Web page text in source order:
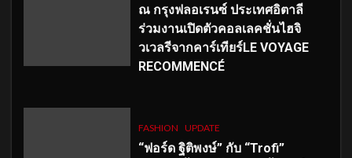
ณ กรุงฟลอเรนซ์ ประเทศอิตาลี
ร่วมงานเปิดตัวคอลเลคชั่นไฮจิ
วเวลรีจากคาร์เทียร์LE VOYAGE
RECOMMENCÉ
FASHION UPDATE
“ฟอร์ด ฐิติพงษ์” กับ “Trofi”